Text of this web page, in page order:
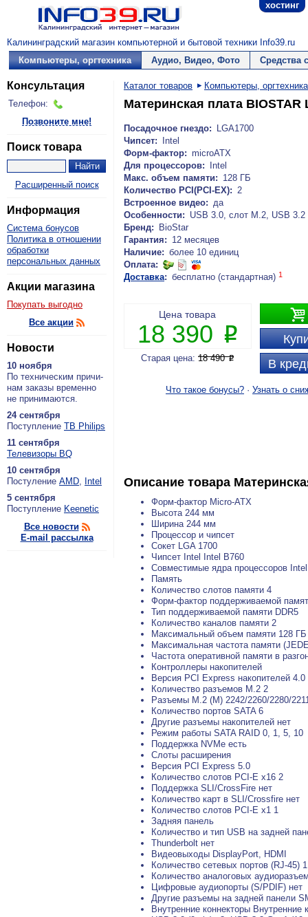
хостинг
Калининградский магазин компьютерной и бытовой техники Info39.ru
Компьютеры, оргтехника
Аудио, Видео, Фото Средства
Консультация
Телефон:
Позвоните мне!
Поиск товара
Расширенный поиск
Информация
Система бонусов
Политика в отношении
обработки
персональных данных
Акции магазина
Покупать выгодно
Все акции
Новости
10 ноября
По тех­ни­че­ским при­чи­
нам за­ка­зы вре­мен­но
не при­ни­ма­ют­ся.
24 сентября
По­ступ­ле­ние ТВ Philips
11 сентября
Теле­ви­зо­ры BQ
10 сентября
По­сту­ле­ние AMD, Intel
5 сентября
По­ступ­ле­ние Keenetic
Все новости
E-mail рассылка
Каталог товаров Компьютеры, оргтехника
Материнская плата BIOSTAR
Посадочное гнездо:
LGA1700
Чипсет:
Intel
Форм-фактор: microATX
Для процессоров:
Intel
Макс. объем памяти: 128 ГБ
Количество PCI(PCI-EX): 2
Встроенное видео: да
Особенности: USB 3.0, слот М.2, USB 3.2
Бренд:
BioStar
Гарантия: 12 месяцев
Наличие: более 10 единиц
Оплата:
Доставка: бесплатно (стандартная) 1

В
Цена товара
18 390 P
Старая цена:18 490P
Что такое бонусы? · Узнать о
Описание товара
Форм-фактор Micro-ATX
Высота 244 мм
Ширина 244 мм
Процессор и чипсет
Сокет LGA 1700
Чипсет Intel Intel B760
Совместимые ядра процессоров
Память
Количество слотов памяти 4
Форм-фактор поддерживаемой
Тип поддерживаемой памяти DDR5
Количество каналов памяти 2
Максимальный объем памяти 128 ГБ
Максимальная частота памяти
Частота оперативной памяти в
Контроллеры накопителей
Версия PCI Express накопителей 4.0
Количество разъемов M.2 2
Разъемы M.2 (M) 2242/2260/2280/
Количество портов SATA 6
Другие разъемы накопителей нет
Режим работы SATA RAID 0, 1, 5, 10
Поддержка NVMe есть
Слоты расширения
Версия PCI Express 5.0
Количество слотов PCI-E x16 2
Поддержка SLI/CrossFire нет
Количество карт в SLI/Crossfire нет
Количество слотов PCI-E x1 1
Задняя панель
Количество и тип USB на задней
Thunderbolt нет
Видеовыходы DisplayPort, HDMI
Количество сетевых портов (RJ-45) 1
Количество аналоговых
Цифровые аудиопорты (S/PDIF) нет
Другие разъемы на задней панели
Внутренние коннекторы Внутренние